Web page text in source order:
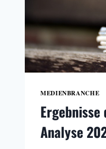
MEDIENBRANCHE
Analyse